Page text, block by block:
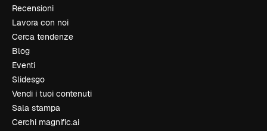
Recensioni
Lavora con noi
Cerca tendenze
Blog
Eventi
Slidesgo
Vendi i tuoi contenuti
Sala stampa
Cerchi magnific.ai